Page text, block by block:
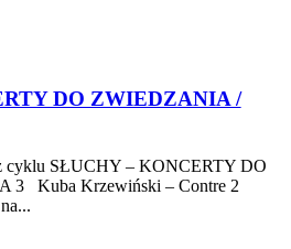
DO ZWIEDZANIA /
cyklu SŁUCHY – KONCERTY DO
3 Kuba Krzewiński – Contre 2